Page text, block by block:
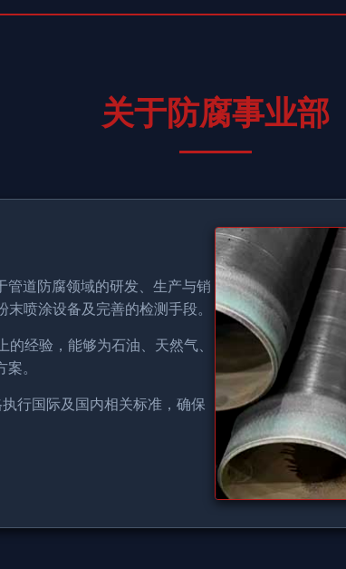
关于防腐事业部
管道防腐领域的研发、生产与销
喷涂设备及完善的检测手段。
经验，能够为石油、天然气、
。
行国际及国内相关标准，确保